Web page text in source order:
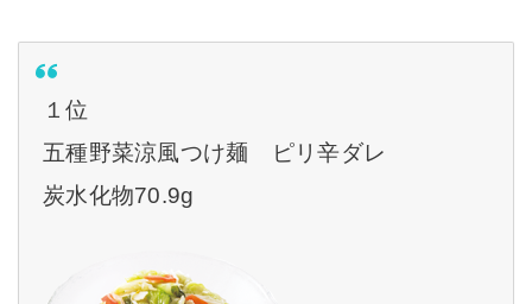
１位
五種野菜涼風つけ麺 ピリ辛ダレ
炭水化物70.9g